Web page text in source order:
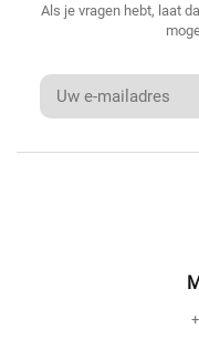
Als je vragen hebt, laat